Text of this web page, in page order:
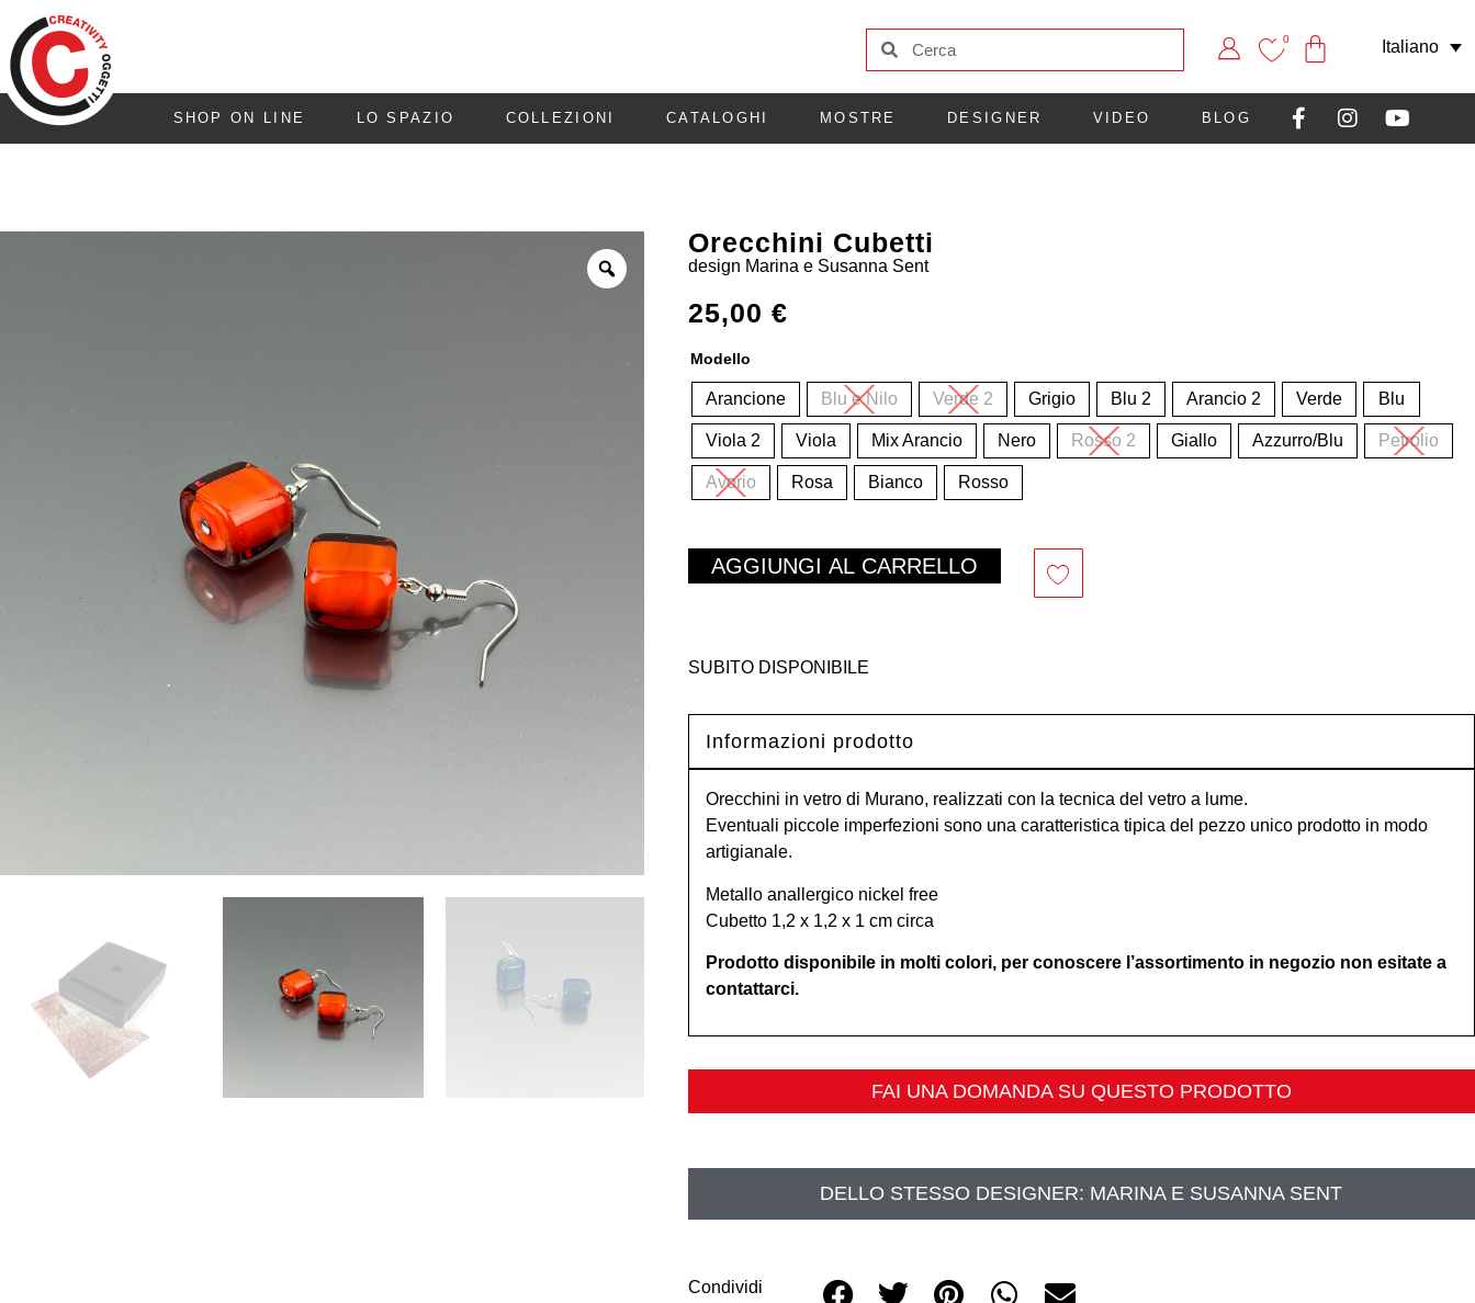
0 Italiano
SHOP ON LINE LO SPAZIO COLLEZIONI CATALOGHI MOSTRE DESIGNER VIDEO BLOG
Orecchini Cubetti
design Marina e Susanna Sent
25,00 €
Modello
Arancione Blu e Nilo Verde 2 Grigio Blu 2 Arancio 2 Verde Blu
Viola 2 Viola Mix Arancio Nero Rosso 2 Giallo Azzurro/Blu Petrolio
Avorio Rosa Bianco Rosso
AGGIUNGI AL CARRELLO
SUBITO DISPONIBILE
Informazioni prodotto
Orecchini in vetro di Murano, realizzati con la tecnica del vetro a lume.
Eventuali piccole imperfezioni sono una caratteristica tipica del pezzo unico prodotto in modo
artigianale.
Metallo anallergico nickel free
Cubetto 1,2 x 1,2 x 1 cm circa
Prodotto disponibile in molti colori, per conoscere l’assortimento in negozio non esitate a
contattarci.
FAI UNA DOMANDA SU QUESTO PRODOTTO
DELLO STESSO DESIGNER: MARINA E SUSANNA SENT
Condividi